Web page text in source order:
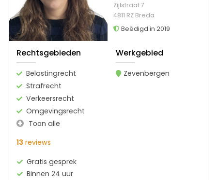
Zijlstraat 7
4811 RZ Breda
Beëdigd in 2019
Rechtsgebieden
Belastingrecht
Strafrecht
Verkeersrecht
Omgevingsrecht
Toon alle
Werkgebied
Zevenbergen
13 reviews
Gratis gesprek
Binnen 24 uur